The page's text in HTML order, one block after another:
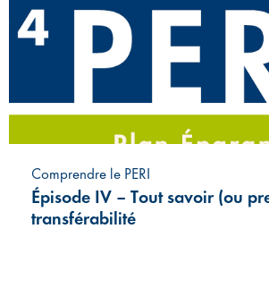
Comprendre le PERI
Épisode IV – Tout savoir (ou
transférabilité